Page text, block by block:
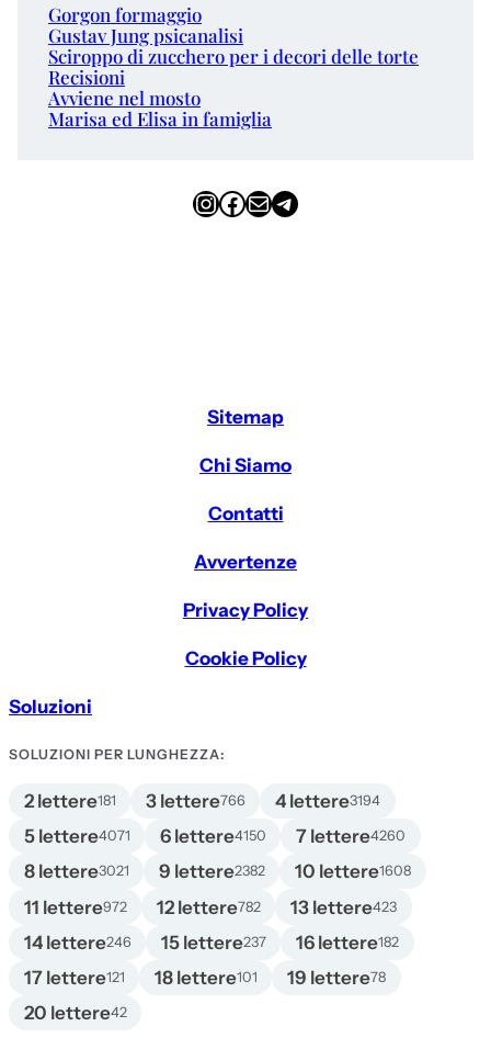
Gorgon formaggio
Gustav Jung psicanalisi
Sciroppo di zucchero per i decori delle torte
Recisioni
Avviene nel mosto
Marisa ed Elisa in famiglia
InstagramFacebook Email Telegram
Sitemap
Chi Siamo
Contatti
Avvertenze
Privacy Policy
Cookie Policy
Soluzioni
SOLUZIONI PER LUNGHEZZA:
2 lettere181 3 lettere766 4 lettere3194
5 lettere4071 6 lettere4150 7 lettere4260
8 lettere3021 9 lettere2382 10 lettere1608
11 lettere972 12 lettere782 13 lettere423
14 lettere246 15 lettere237 16 lettere182
17 lettere121 18 lettere101 19 lettere78
20 lettere42